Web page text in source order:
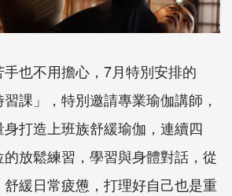
也不用擔心，7月特別安排的
習課」，特別邀請專業瑜伽講師，
打造上班族舒緩瑜伽，連續四
放鬆練習，學習與身體對話，從
緩日常疲憊，打理好自己也是重